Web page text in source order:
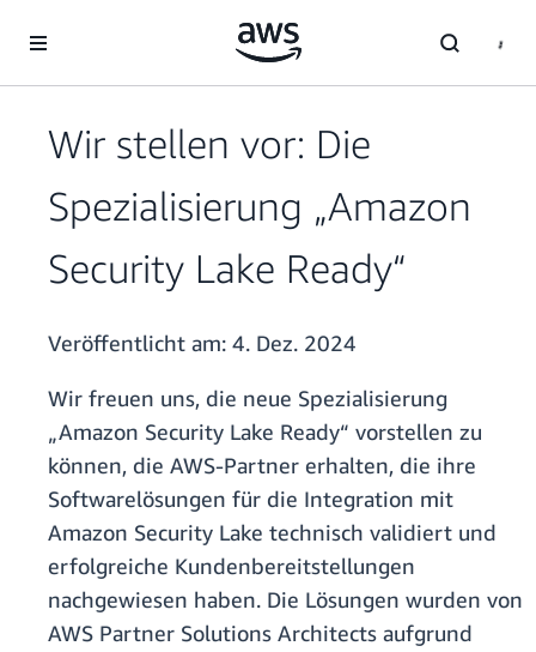
Überspringen zum Hauptinhalt
Wir stellen vor: Die
Spezialisierung „Amazon
Security Lake Ready“
Veröffentlicht am: 4. Dez. 2024
Wir freuen uns, die neue Spezialisierung
„Amazon Security Lake Ready“ vorstellen zu
können, die AWS-Partner erhalten, die ihre
Softwarelösungen für die Integration mit
Amazon Security Lake technisch validiert und
erfolgreiche Kundenbereitstellungen
nachgewiesen haben. Die Lösungen wurden von
AWS Partner Solutions Architects aufgrund